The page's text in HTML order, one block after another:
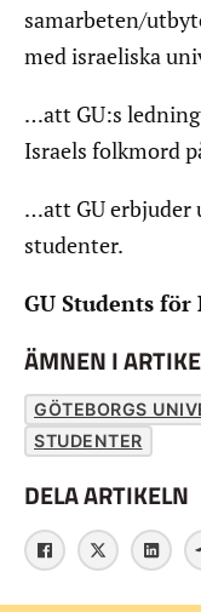
samarbeten/
med israeliska
…att GU:s
Israels folkmord
…att GU erbjuder
studenter.
GU Students för
ÄMNEN I
GÖTEBORGS
STUDENTER
DELA ARTIKELN